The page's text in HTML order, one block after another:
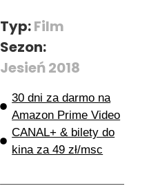
Typ:Film
Sezon:
Jesień 2018
30 dni za darmo na
Amazon Prime Video
CANAL+ & bilety do
kina za 49 zł/msc